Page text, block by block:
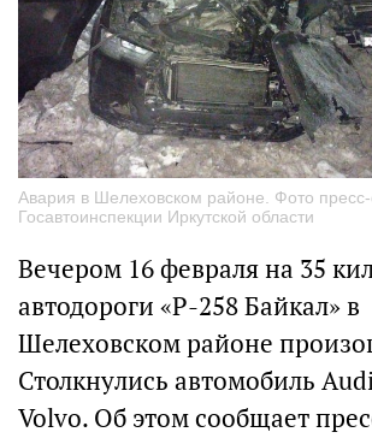
Авария в Шелеховском районе. Фото
Госавтоинспекции Иркутской области
Вечером 16 февраля на 35
автодороги «Р-258 Байкал» в
Шелеховском районе
Столкнулись автомобиль
Volvo. Об этом сообщает